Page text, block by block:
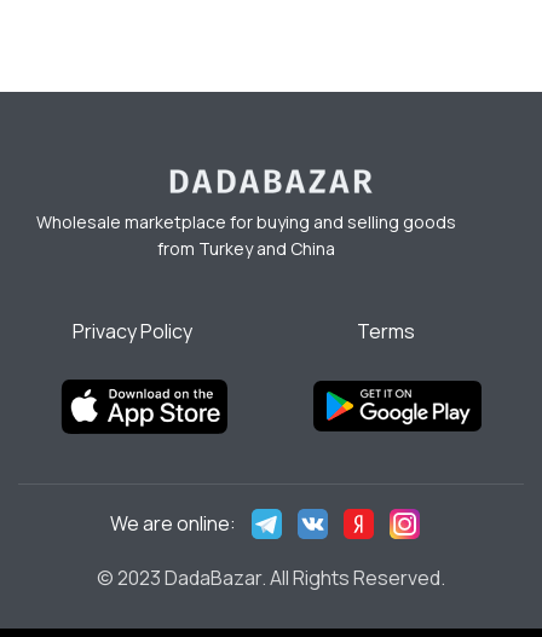
Wholesale marketplace for buying and selling goods
from Turkey and China
Privacy Policy Terms
© 2023 DadaBazar. All Rights Reserved.
We are online: